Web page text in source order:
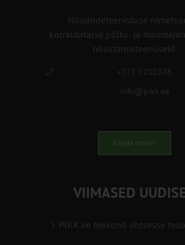
Nõuandeteenistuse
korraldatalse põllu- ja
nõustamisteenuseid.
+372 5201078
info@pikk.ee
Kirjuta meile!
VIIMASED
PIKK.ee teekond ühtsesse